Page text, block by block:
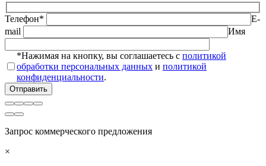
Телефон*
E-
mail
Имя
*Нажимая на кнопку, вы соглашаетесь с политикой
обработки персональных данных и политикой
конфиденциальности.
Запрос коммерческого предложения
×